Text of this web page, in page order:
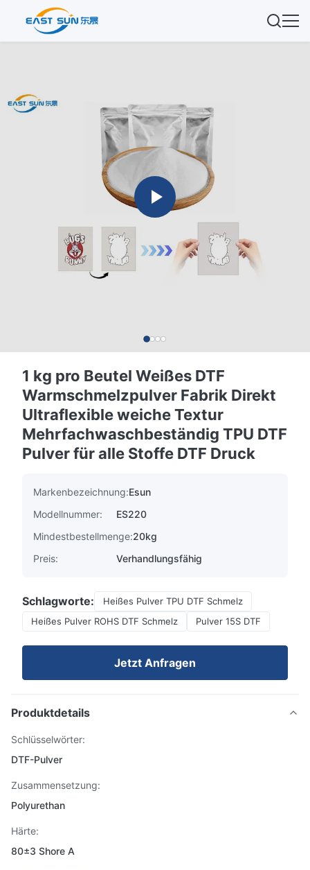
1 kg pro Beutel Weißes DTF
Warmschmelzpulver Fabrik Direkt
Ultraflexible weiche Textur
Mehrfachwaschbeständig TPU DTF
Pulver für alle Stoffe DTF Druck
Markenbezeichnung:Esun
Modellnummer:
ES220
Mindestbestellmenge:20kg
Preis:
Verhandlungsfähig
Schlagworte:
Heißes Pulver TPU DTF Schmelz
Heißes Pulver ROHS DTF Schmelz
Pulver 15S DTF
Jetzt Anfragen
Produktdetails
Schlüsselwörter:
DTF-Pulver
Zusammensetzung:
Polyurethan
Härte:
80±3 Shore A